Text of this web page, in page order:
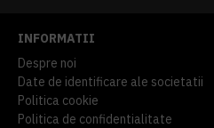
INFORMATII
Despre noi
Date de identificare ale societatii
Politica cookie
Politica de confidentialitate